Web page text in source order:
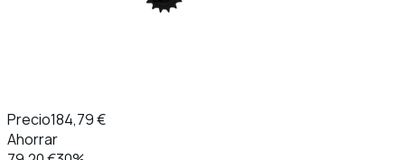
Precio184,79 €
Ahorrar